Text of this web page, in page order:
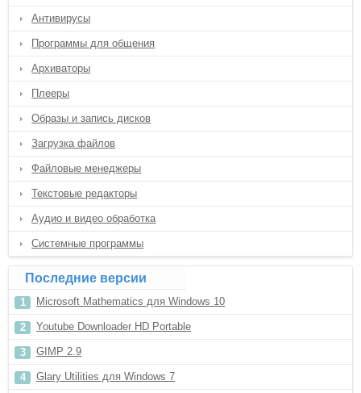
Антивирусы
Программы для общения
Архиваторы
Плееры
Образы и запись дисков
Загрузка файлов
Файловые менеджеры
Текстовые редакторы
Аудио и видео обработка
Системные программы
Последние версии
Microsoft Mathematics для Windows 10
Youtube Downloader HD Portable
GIMP 2.9
Glary Utilities для Windows 7